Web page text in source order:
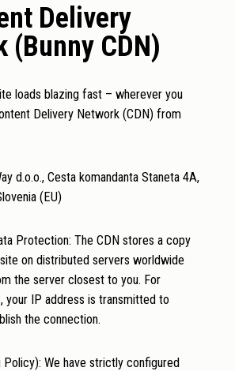
Delivery
(Bunny CDN)
loads blazing fast – wherever you
Delivery Network (CDN) from
d.o.o., Cesta komandanta Staneta 4A,
(EU)
Protection: The CDN stores a copy
on distributed servers worldwide
the server closest to you. For
your IP address is transmitted to
the connection.
We have strictly configured